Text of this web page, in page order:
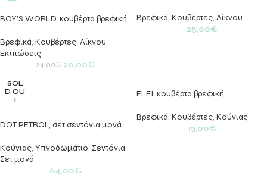
BOY’S WORLD, κουβέρτα βρεφική
Βρεφικά, Κουβέρτες, Λίκνου,
Εκτπώσεις
24,00€ 20,00€
Βρεφικά, Κουβέρτες, Λίκνου
25,00€
SOL
D OU
T
DOT PETROL, σετ σεντόνια μονά
Κούνιας, Υπνοδωμάτιο, Σεντόνια,
Σετ μονά
64,00€
ELFI, κουβέρτα βρεφική
Βρεφικά, Κουβέρτες, Κούνιας
13,00€